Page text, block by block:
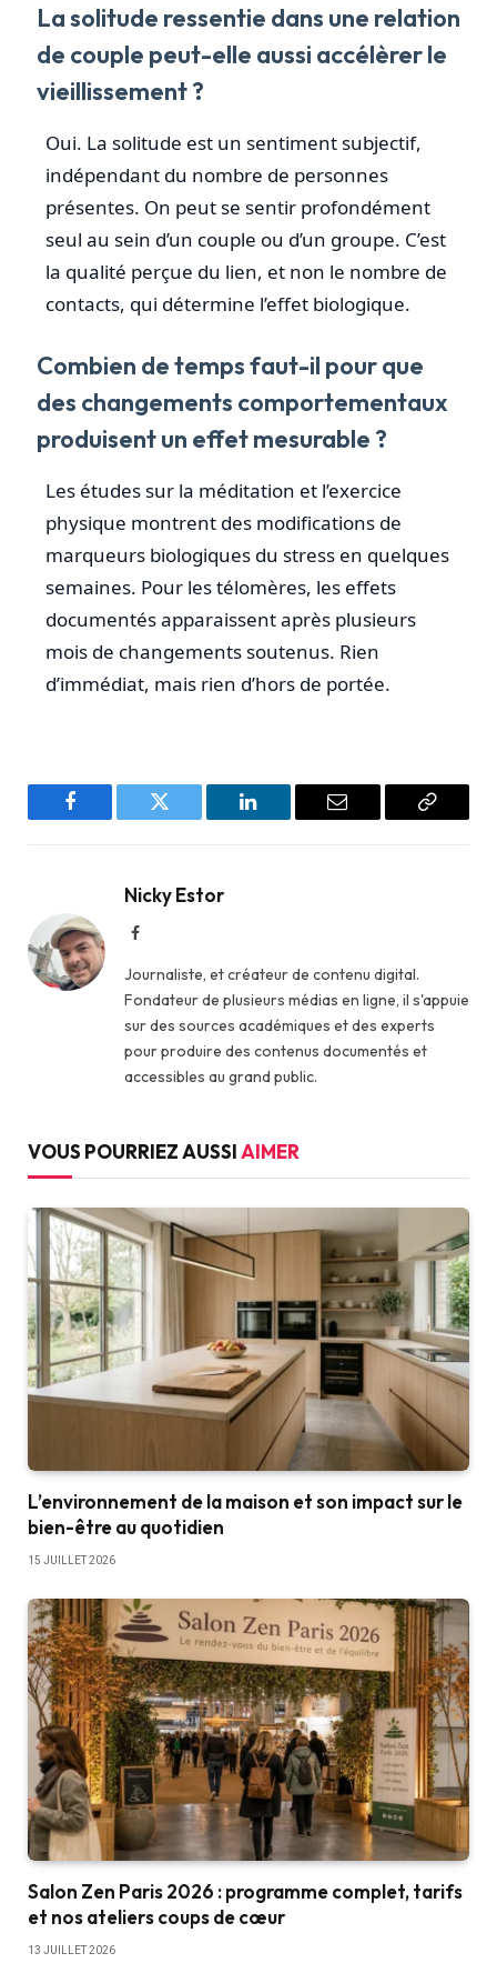
La solitude ressentie dans une relation
de couple peut-elle aussi accélèrer le
vieillissement ?
Oui. La solitude est un sentiment subjectif,
indépendant du nombre de personnes
présentes. On peut se sentir profondément
seul au sein d’un couple ou d’un groupe. C’est
la qualité perçue du lien, et non le nombre de
contacts, qui détermine l’effet biologique.
Combien de temps faut-il pour que
des changements comportementaux
produisent un effet mesurable ?
Les études sur la méditation et l’exercice
physique montrent des modifications de
marqueurs biologiques du stress en quelques
semaines. Pour les télomères, les effets
documentés apparaissent après plusieurs
mois de changements soutenus. Rien
d’immédiat, mais rien d’hors de portée.
Facebook Twitter LinkedIn Email
Copy
Nicky Estor
Facebook
Journaliste, et créateur de contenu digital.
Fondateur de plusieurs médias en ligne, il s'appuie
sur des sources académiques et des experts
pour produire des contenus documentés et
accessibles au grand public.
VOUS POURRIEZ AUSSIAIMER
L’environnement de la maison et son impact sur le
bien-être au quotidien
15 JUILLET 2026
Salon Zen Paris 2026 : programme complet, tarifs
et nos ateliers coups de cœur
13 JUILLET 2026